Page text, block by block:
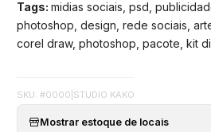
Tags: midias sociais, psd,
photoshop, design, rede sociais,
corel draw, photoshop, pacote, kit
SKU: #0000 STUDIO KAKO
Mostrar estoque de locais